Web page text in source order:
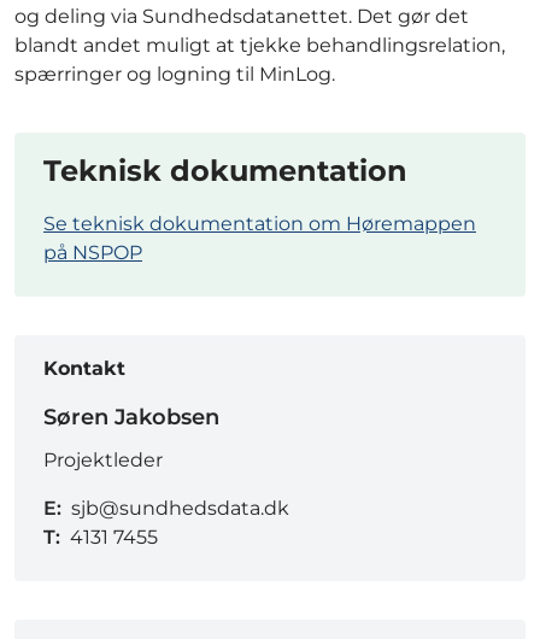
og deling via Sundhedsdatanettet. Det gør det
blandt andet muligt at tjekke behandlingsrelation,
spærringer og logning til MinLog.
Teknisk dokumentation
Se teknisk dokumentation om Høremappen
på NSPOP
Kontakt
Søren Jakobsen
Projektleder
E: sjb@sundhedsdata.dk
T: 4131 7455